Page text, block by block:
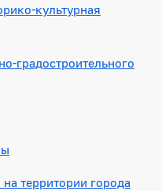
культурная
градостроительного
территории города